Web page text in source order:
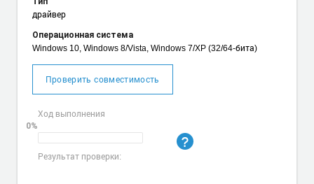
драйвер
Операционная система
Windows 10, Windows 8/Vista, Windows 7/XP (32/64-бита)
Проверить совместимость
Ход выполнения
0%
Результат проверки: